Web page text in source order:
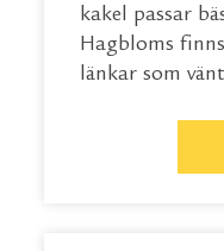
kakel passar
Hagbloms
länkar som